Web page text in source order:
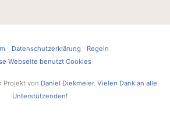
Datenschutzerklärung
Regeln
Webseite benutzt Cookies
Projekt von Daniel Diekmeier. Vielen Dank an alle
Unterstützenden!